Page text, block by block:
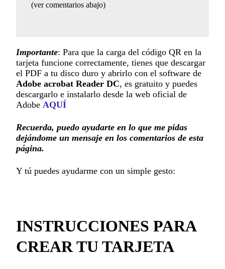
(ver comentarios abajo)
Importante: Para que la carga del código QR en la
tarjeta funcione correctamente, tienes que descargar
el PDF a tu disco duro y abrirlo con el software de
Adobe acrobat Reader DC, es gratuito y puedes
descargarlo e instalarlo desde la web oficial de
Adobe AQUÍ
Recuerda, puedo ayudarte en lo que me pidas
dejándome un mensaje en los comentarios de esta
página.
Y tú puedes ayudarme con un simple gesto:
INSTRUCCIONES PARA
CREAR TU TARJETA